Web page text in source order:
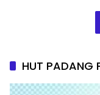
HUT PADANG